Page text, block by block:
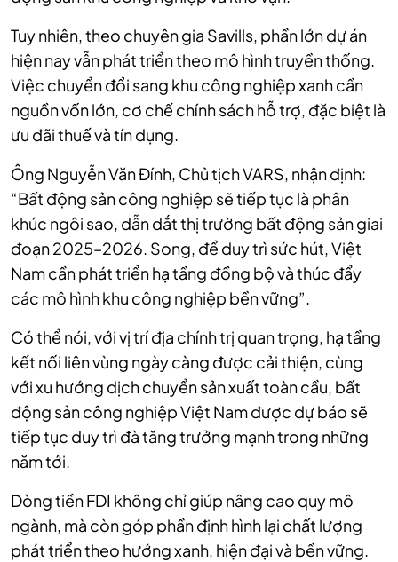
Tuy nhiên, theo chuyên gia Savills, phần lớn dự án
hiện nay vẫn phát triển theo mô hình truyền thống.
Việc chuyển đổi sang khu công nghiệp xanh cần
nguồn vốn lớn, cơ chế chính sách hỗ trợ, đặc biệt là
ưu đãi thuế và tín dụng.
Ông Nguyễn Văn Đính, Chủ tịch VARS, nhận định:
“Bất động sản công nghiệp sẽ tiếp tục là phân
khúc ngôi sao, dẫn dắt thị trường bất động sản giai
đoạn 2025–2026. Song, để duy trì sức hút, Việt
Nam cần phát triển hạ tầng đồng bộ và thúc đẩy
các mô hình khu công nghiệp bền vững”.
Có thể nói, với vị trí địa chính trị quan trọng, hạ tầng
kết nối liên vùng ngày càng được cải thiện, cùng
với xu hướng dịch chuyển sản xuất toàn cầu, bất
động sản công nghiệp Việt Nam được dự báo sẽ
tiếp tục duy trì đà tăng trưởng mạnh trong những
năm tới.
Dòng tiền FDI không chỉ giúp nâng cao quy mô
ngành, mà còn góp phần định hình lại chất lượng
phát triển theo hướng xanh, hiện đại và bền vững.